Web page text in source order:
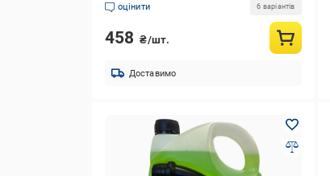
оцінити 6 варіантів
458 ₴/шт.
Доставимо